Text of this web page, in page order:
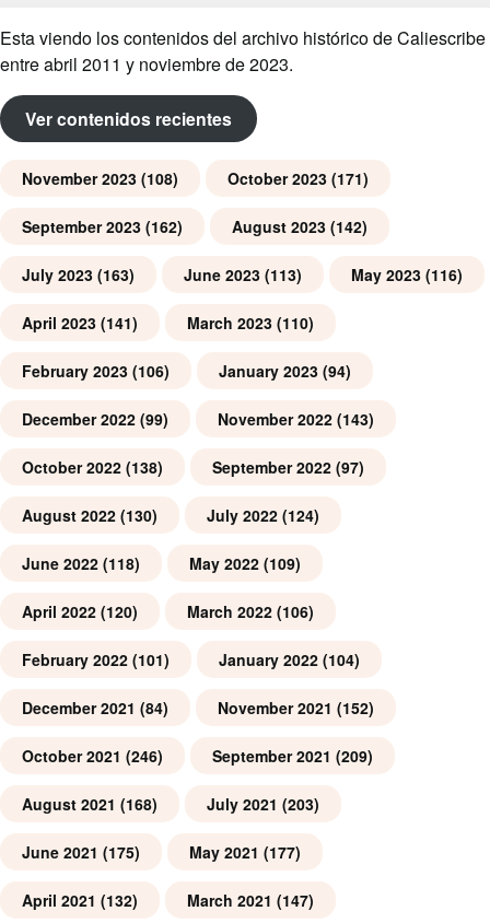
Esta viendo los contenidos del archivo histórico de Caliescribe
entre abril 2011 y noviembre de 2023.
Ver contenidos recientes
November 2023 (108) October 2023 (171)
September 2023 (162) August 2023 (142)
July 2023 (163) June 2023 (113) May 2023 (116)
April 2023 (141) March 2023 (110)
February 2023 (106) January 2023 (94)
December 2022 (99) November 2022 (143)
October 2022 (138) September 2022 (97)
August 2022 (130) July 2022 (124)
June 2022 (118) May 2022 (109)
April 2022 (120) March 2022 (106)
February 2022 (101) January 2022 (104)
December 2021 (84) November 2021 (152)
October 2021 (246) September 2021 (209)
August 2021 (168) July 2021 (203)
June 2021 (175) May 2021 (177)
April 2021 (132) March 2021 (147)